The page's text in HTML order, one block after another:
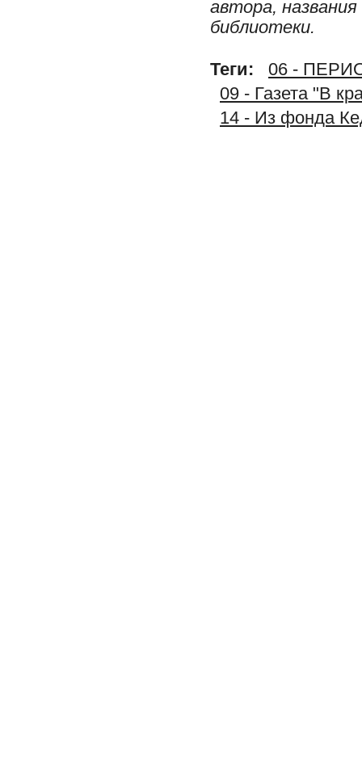
автора,
библиотеки.
Теги:
06 -
09 - Газета "В
14 - Из фонда